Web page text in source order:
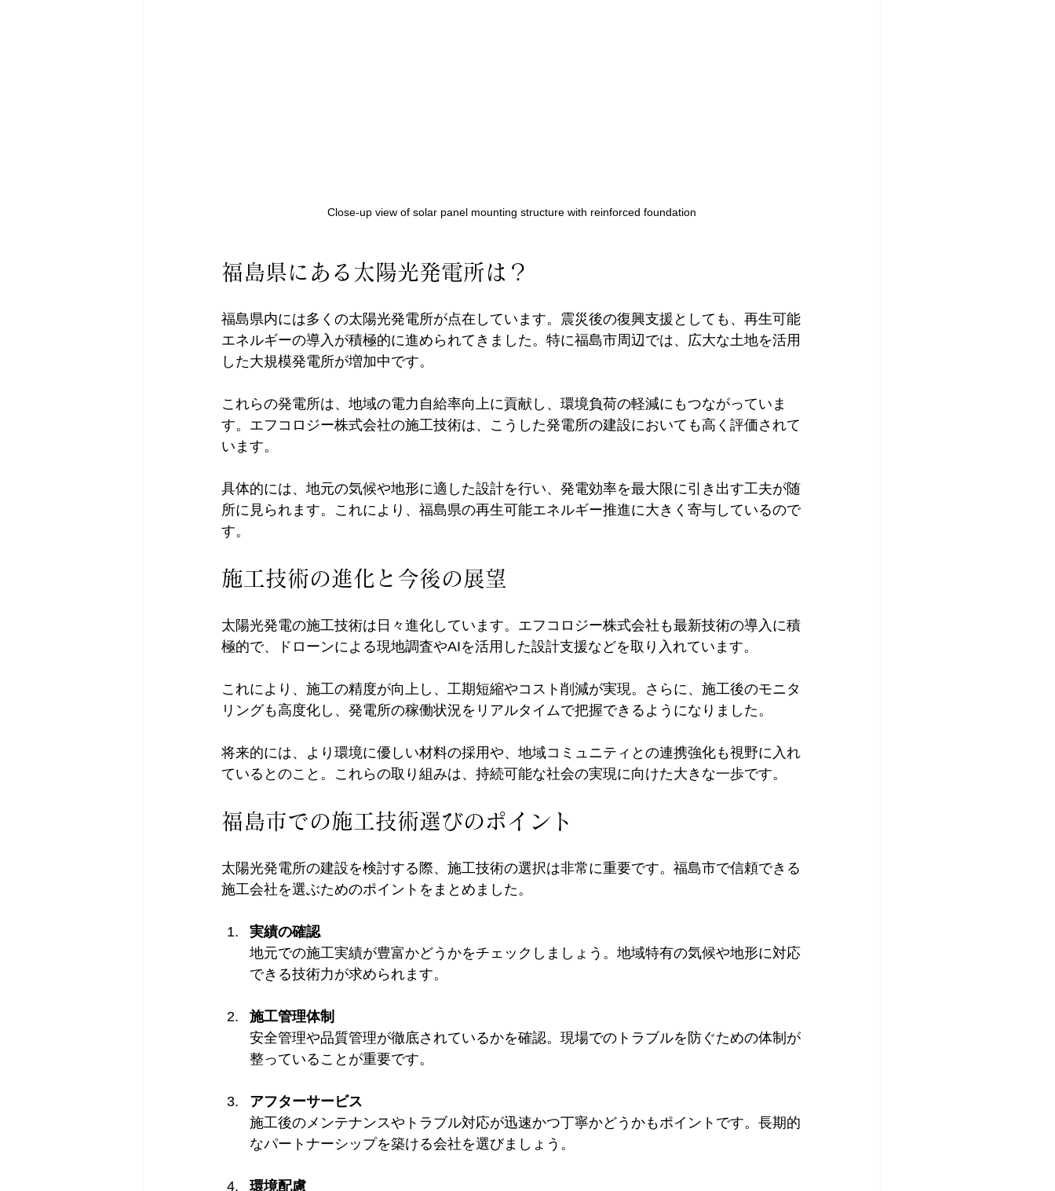
Close-up view of solar panel mounting structure with reinforced foundation
福島県にある太陽光発電所は？
福島県内には多くの太陽光発電所が点在しています。震災後の復興支援としても、再生可能
エネルギーの導入が積極的に進められてきました。特に福島市周辺では、広大な土地を活用
した大規模発電所が増加中です。
これらの発電所は、地域の電力自給率向上に貢献し、環境負荷の軽減にもつながっていま
す。エフコロジー株式会社の施工技術は、こうした発電所の建設においても高く評価されて
います。
具体的には、地元の気候や地形に適した設計を行い、発電効率を最大限に引き出す工夫が随
所に見られます。これにより、福島県の再生可能エネルギー推進に大きく寄与しているので
す。
施工技術の進化と今後の展望
太陽光発電の施工技術は日々進化しています。エフコロジー株式会社も最新技術の導入に積
極的で、ドローンによる現地調査やAIを活用した設計支援などを取り入れています。
これにより、施工の精度が向上し、工期短縮やコスト削減が実現。さらに、施工後のモニタ
リングも高度化し、発電所の稼働状況をリアルタイムで把握できるようになりました。
将来的には、より環境に優しい材料の採用や、地域コミュニティとの連携強化も視野に入れ
ているとのこと。これらの取り組みは、持続可能な社会の実現に向けた大きな一歩です。
福島市での施工技術選びのポイント
太陽光発電所の建設を検討する際、施工技術の選択は非常に重要です。福島市で信頼できる
施工会社を選ぶためのポイントをまとめました。
実績の確認
地元での施工実績が豊富かどうかをチェックしましょう。地域特有の気候や地形に対応
できる技術力が求められます。
施工管理体制
安全管理や品質管理が徹底されているかを確認。現場でのトラブルを防ぐための体制が
整っていることが重要です。
アフターサービス
施工後のメンテナンスやトラブル対応が迅速かつ丁寧かどうかもポイントです。長期的
なパートナーシップを築ける会社を選びましょう。
環境配慮